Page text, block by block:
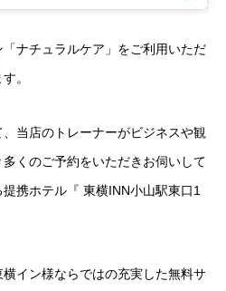
ナチュラルケア」をご利用いただ
。
当店のトレーナーがビジネスや観
くのご予約をいただきお伺いして
携ホテル『 東横INN小山駅東口1
イン様ならではの充実した無料サ